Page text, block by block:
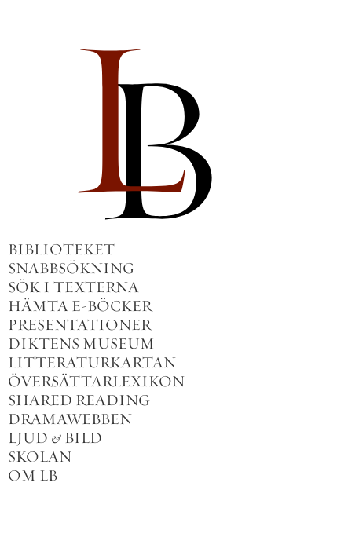
BIBLIOTEKET
SNABBSÖKNING
SÖK I TEXTERNA
HÄMTA E-BÖCKER
PRESENTATIONER
DIKTENS MUSEUM
LITTERATURKARTAN
ÖVERSÄTTARLEXIKON
SHARED READING
DRAMAWEBBEN
LJUD & BILD
SKOLAN
OM LB